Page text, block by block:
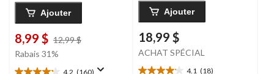
Ajouter
8,99 $ 12,99 $
Rabais 31%
4.2 (160)
Ajouter
18,99 $
ACHAT SPÉCIAL
4.1 (18)